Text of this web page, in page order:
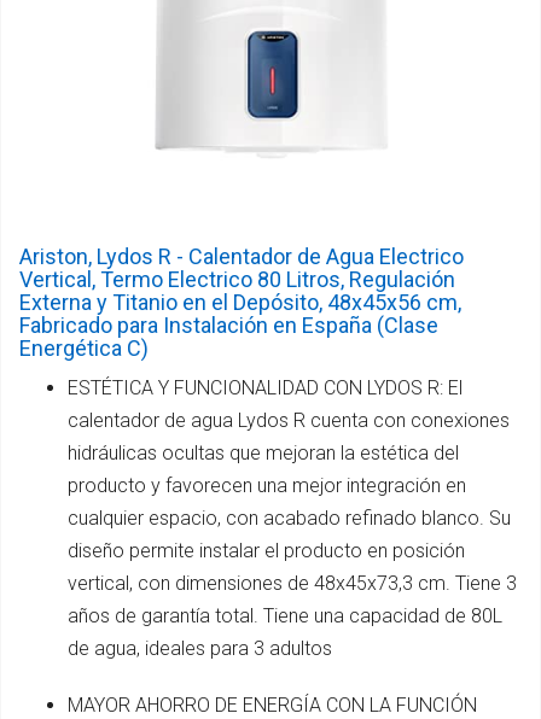
Ariston, Lydos R - Calentador de Agua Electrico
Vertical, Termo Electrico 80 Litros, Regulación
Externa y Titanio en el Depósito, 48x45x56 cm,
Fabricado para Instalación en España (Clase
Energética C)
ESTÉTICA Y FUNCIONALIDAD CON LYDOS R: El
calentador de agua Lydos R cuenta con conexiones
hidráulicas ocultas que mejoran la estética del
producto y favorecen una mejor integración en
cualquier espacio, con acabado refinado blanco. Su
diseño permite instalar el producto en posición
vertical, con dimensiones de 48x45x73,3 cm. Tiene 3
años de garantía total. Tiene una capacidad de 80L
de agua, ideales para 3 adultos
MAYOR AHORRO DE ENERGÍA CON LA FUNCIÓN